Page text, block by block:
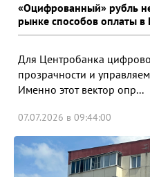
«Оцифрованный» рубль
рынке способов оплаты в
Для Центробанка
прозрачности и
Именно этот вектор опр...
07.07.2026 в 09:44:00